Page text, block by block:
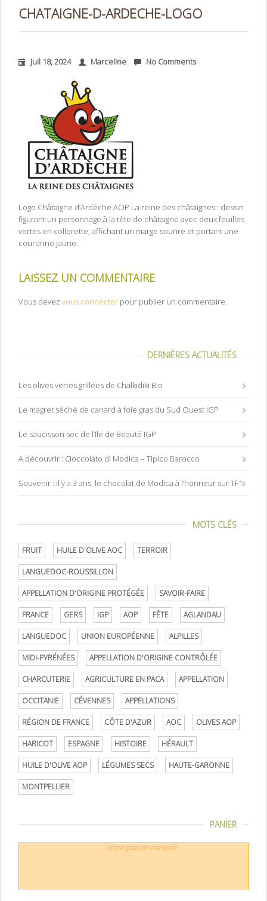
CHATAIGNE-D-ARDECHE-LOGO
Juil 18, 2024 Marceline No Comments
Logo Châtaigne d’Ardèche AOP La reine des châtaignes : dessin
figurant un personnage à la tête de châtaigne avec deux feuilles
vertes en collerette, affichant un marge sourire et portant une
couronne jaune.
LAISSEZ UN COMMENTAIRE
Vous devez vous connecter pour publier un commentaire.
DERNIÈRES ACTUALITÉS
Les olives vertes grillées de Chalkidiki Bio
Le magret séché de canard à foie gras du Sud Ouest IGP
Le saucisson sec de l’Ile de Beauté IGP
A découvrir : Cioccolato di Modica – Tipico Barocco
Souvenir : il y a 3 ans, le chocolat de Modica à l’honneur sur TF1
MOTS CLÉS
FRUIT HUILE D'OLIVE AOC TERROIR
LANGUEDOC-ROUSSILLON
APPELLATION D'ORIGINE PROTÉGÉE SAVOIR-FAIRE
FRANCE GERS IGP AOP FÊTE AGLANDAU
LANGUEDOC UNION EUROPÉENNE ALPILLES
MIDI-PYRÉNÉES APPELLATION D'ORIGINE CONTRÔLÉE
CHARCUTERIE AGRICULTURE EN PACA APPELLATION
OCCITANIE CÉVENNES APPELLATIONS
RÉGION DE FRANCE CÔTE D'AZUR AOC OLIVES AOP
HARICOT ESPAGNE HISTOIRE HÉRAULT
HUILE D'OLIVE AOP LÉGUMES SECS HAUTE-GARONNE
MONTPELLIER
PANIER
Votre panier est vide.